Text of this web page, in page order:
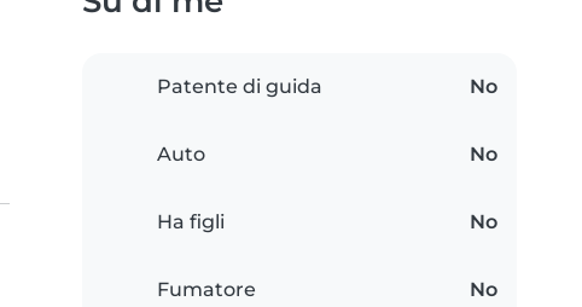
Patente di guida No
Auto No
Ha figli No
Fumatore No